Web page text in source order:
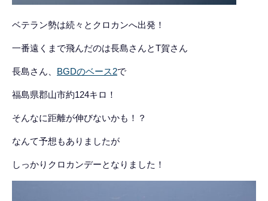
ベテラン勢は続々とクロカンへ出発！
一番遠くまで飛んだのは長島さんとT賀さん
長島さん、 BGDのベース2で
福島県郡山市約124キロ！
そんなに距離が伸びないかも！？
なんて予想もありましたが
しっかりクロカンデーとなりました！